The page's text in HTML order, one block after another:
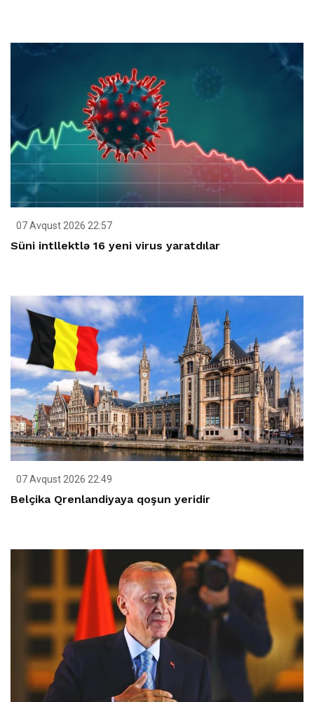
07 Avqust 2026 22:57
Süni intllektlə 16 yeni virus yaratdılar
07 Avqust 2026 22:49
Belçika Qrenlandiyaya qoşun yeridir